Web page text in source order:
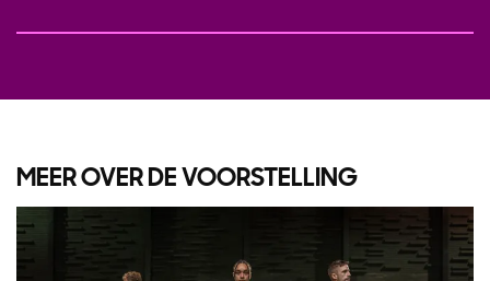
MEER OVER DE VOORSTELLING